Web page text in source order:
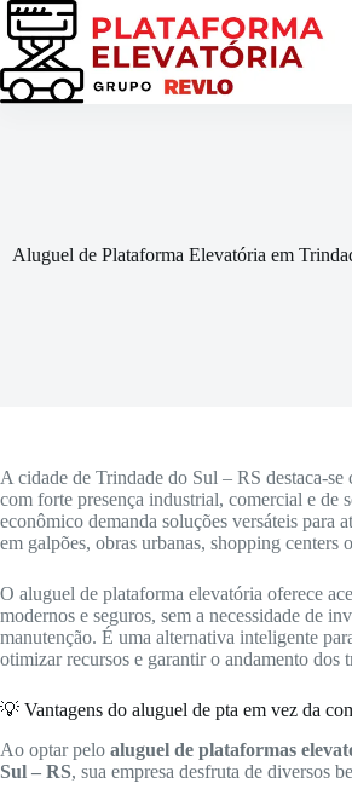
Pular
para
conteúdo
Aluguel de Plataforma Elevatória em
A cidade de Trindade do Sul – RS destaca-
com forte presença industrial, comercial e de
econômico demanda soluções versáteis para
em galpões, obras urbanas, shopping centers
O aluguel de plataforma elevatória oferece
modernos e seguros, sem a necessidade de
manutenção. É uma alternativa inteligente
otimizar recursos e garantir o andamento dos
💡 Vantagens do aluguel de pta em vez da
Ao optar pelo aluguel de plataformas
Sul – RS, sua empresa desfruta de diversos